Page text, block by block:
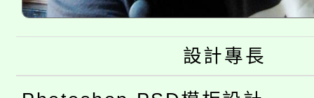
設計專長